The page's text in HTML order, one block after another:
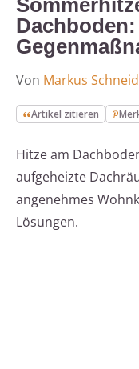
Von Markus
Artikel zitieren
Hitze am
aufgeheizte
angenehmes
Lösungen.